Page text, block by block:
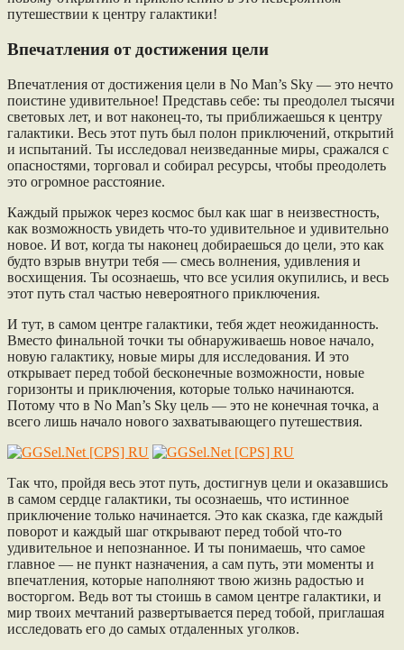
путешествии к центру галактики!
Впечатления от достижения цели
Впечатления от достижения цели в No Man’s Sky — это нечто
поистине удивительное! Представь себе: ты преодолел тысячи
световых лет, и вот наконец-то, ты приближаешься к центру
галактики. Весь этот путь был полон приключений, открытий
и испытаний. Ты исследовал неизведанные миры, сражался с
опасностями, торговал и собирал ресурсы, чтобы преодолеть
это огромное расстояние.
Каждый прыжок через космос был как шаг в неизвестность,
как возможность увидеть что-то удивительное и удивительно
новое. И вот, когда ты наконец добираешься до цели, это как
будто взрыв внутри тебя — смесь волнения, удивления и
восхищения. Ты осознаешь, что все усилия окупились, и весь
этот путь стал частью невероятного приключения.
И тут, в самом центре галактики, тебя ждет неожиданность.
Вместо финальной точки ты обнаруживаешь новое начало,
новую галактику, новые миры для исследования. И это
открывает перед тобой бесконечные возможности, новые
горизонты и приключения, которые только начинаются.
Потому что в No Man’s Sky цель — это не конечная точка, а
всего лишь начало нового захватывающего путешествия.
Так что, пройдя весь этот путь, достигнув цели и оказавшись
в самом сердце галактики, ты осознаешь, что истинное
приключение только начинается. Это как сказка, где каждый
поворот и каждый шаг открывают перед тобой что-то
удивительное и непознанное. И ты понимаешь, что самое
главное — не пункт назначения, а сам путь, эти моменты и
впечатления, которые наполняют твою жизнь радостью и
восторгом. Ведь вот ты стоишь в самом центре галактики, и
мир твоих мечтаний развертывается перед тобой, приглашая
исследовать его до самых отдаленных уголков.